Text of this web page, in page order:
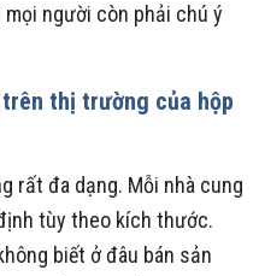
người còn phải chú ý
thị trường của hộp
rất đa dạng. Mỗi nhà cung
tùy theo kích thước.
biết ở đâu bán sản